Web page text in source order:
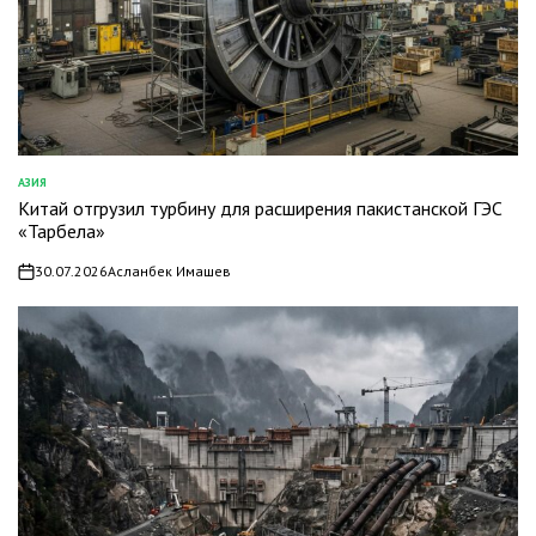
ОПУБЛИКОВАНО
В
АЗИЯ
Китай отгрузил турбину для расширения пакистанской ГЭС
«Тарбела»
on30.07.2026Асланбек Имашев